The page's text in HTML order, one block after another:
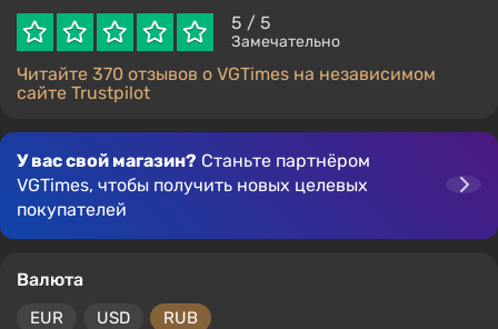
5 / 5
Замечательно
Читайте 370 отзывов о VGTimes на независимом
сайте Trustpilot
У вас свой магазин? Станьте партнёром
VGTimes, чтобы получить новых целевых
покупателей
Валюта
EUR USD RUB